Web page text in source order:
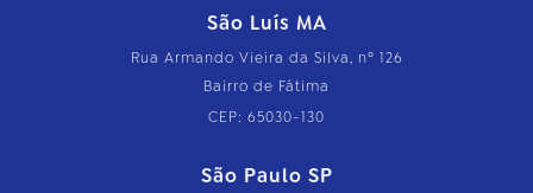
São Luís MA
Rua Armando Vieira da Silva, nº 126
Bairro de Fátima
CEP: 65030-130
São Paulo SP